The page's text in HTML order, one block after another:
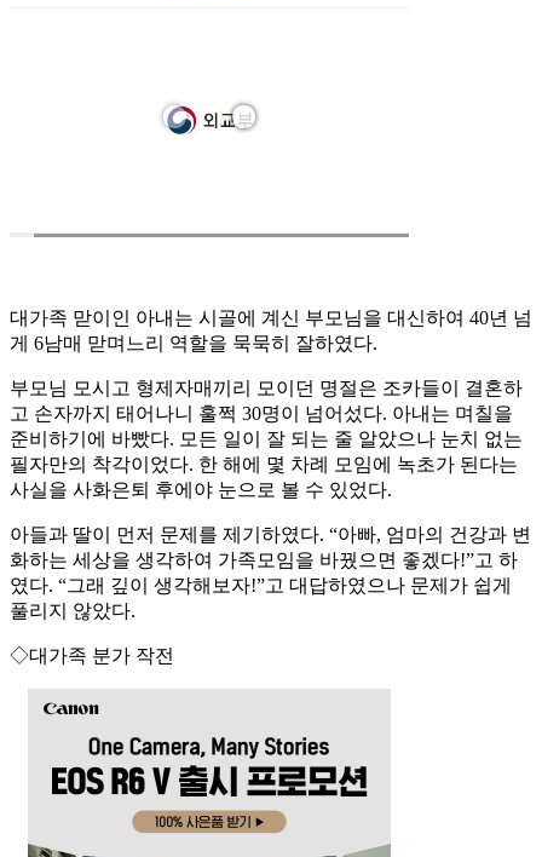
대가족 맏이인 아내는 시골에 계신 부모님을 대신하여 40년 넘
게 6남매 맏며느리 역할을 묵묵히 잘하였다.
부모님 모시고 형제자매끼리 모이던 명절은 조카들이 결혼하
고 손자까지 태어나니 훌쩍 30명이 넘어섰다. 아내는 며칠을
준비하기에 바빴다. 모든 일이 잘 되는 줄 알았으나 눈치 없는
필자만의 착각이었다. 한 해에 몇 차례 모임에 녹초가 된다는
사실을 사화은퇴 후에야 눈으로 볼 수 있었다.
아들과 딸이 먼저 문제를 제기하였다. “아빠, 엄마의 건강과 변
화하는 세상을 생각하여 가족모임을 바꿨으면 좋겠다!”고 하
였다. “그래 깊이 생각해보자!”고 대답하였으나 문제가 쉽게
풀리지 않았다.
◇대가족 분가 작전